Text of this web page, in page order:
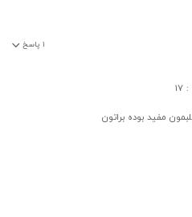
۱ پاسخ
: ۱۲
مفید بوده براتون